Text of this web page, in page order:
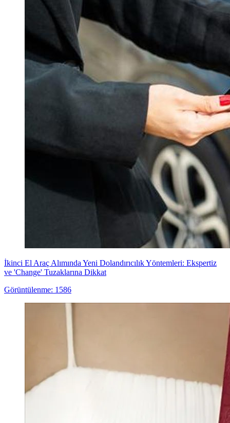
İkinci El Araç Alımında Yeni Dolandırıcılık Yöntemleri: Ekspertiz
ve 'Change' Tuzaklarına Dikkat
Görüntülenme: 1586